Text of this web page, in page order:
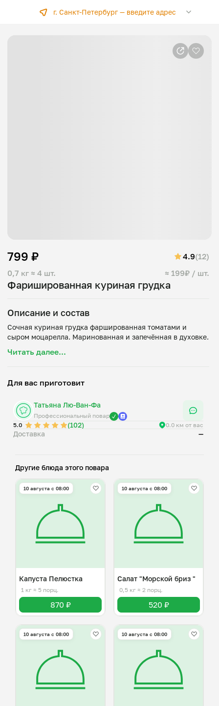
г. Санкт-Петербург —введите адрес
Фаришированная куриная грудка
0,7 кг ≈ 4 шт. ≈ 199₽ / шт.
799 ₽ 4.9(12)
Описание и состав
Сочная куриная грудка фаршированная томатами и
Читать далее...
Для вас приготовит
Татьяна Лю-Ван-Фа
Профессиональный повар
5.0
(102) 0.0 км от вас
Доставка —
Другие блюда этого повара
10 августа с 08:00
Капуста Пелюстка
1 кг ≈ 5 порц.
870 ₽
10 августа с 08:00
Салат "Морской бриз "
0,5 кг ≈ 2 порц.
520 ₽
10 августа с 08:00 10 августа с 08:00